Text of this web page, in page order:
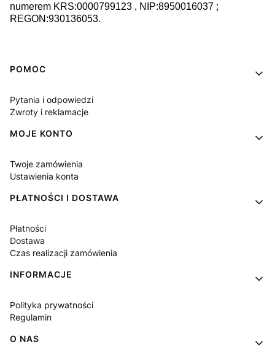
numerem KRS:0000799123 , NIP:8950016037 ;
REGON:930136053.
Linki w stopce
POMOC
Pytania i odpowiedzi
Zwroty i reklamacje
MOJE KONTO
Twoje zamówienia
Ustawienia konta
PŁATNOŚCI I DOSTAWA
Płatności
Dostawa
Czas realizacji zamówienia
INFORMACJE
Polityka prywatności
Regulamin
O NAS